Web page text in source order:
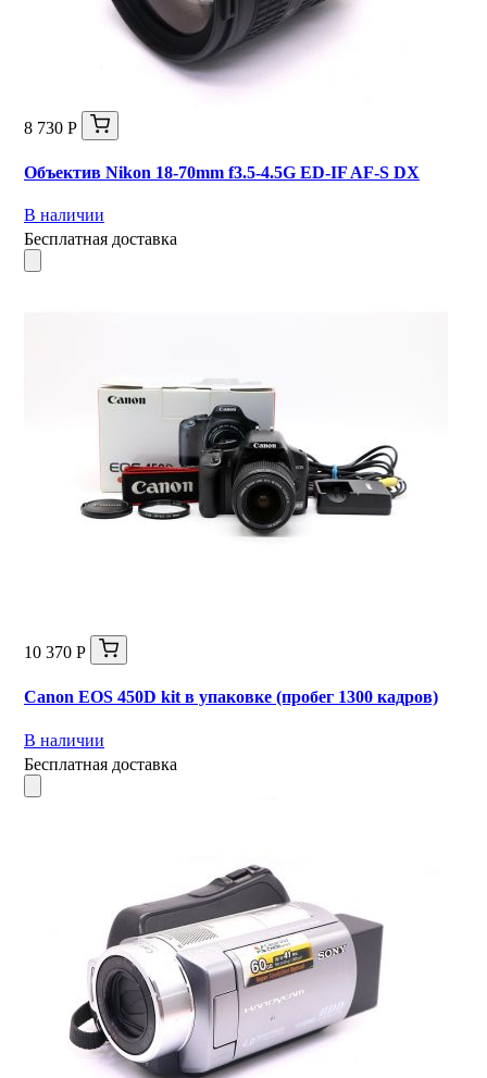
8 730 Р
Объектив Nikon 18-70mm f3.5-4.5G ED-IF AF-S DX
В наличии
Бесплатная доставка
10 370 Р
Canon EOS 450D kit в упаковке (пробег 1300 кадров)
В наличии
Бесплатная доставка